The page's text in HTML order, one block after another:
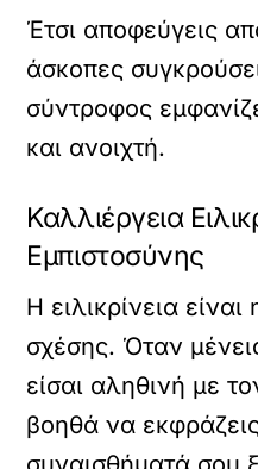
Έτσι αποφεύγεις
άσκοπες
σύντροφος
και ανοιχτή.
Καλλιέργεια
Εμπιστοσύνης
Η ειλικρίνεια
σχέσης. Όταν
είσαι αληθινή με
βοηθά να